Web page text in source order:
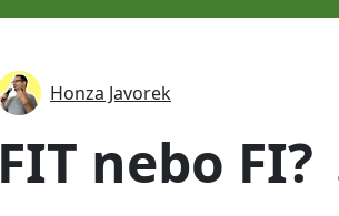
Honza Javorek
FIT nebo FI?